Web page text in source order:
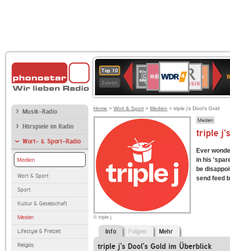
Top 10
Zuletzt
Deutschlandfunk
80er
90er
OLDIE
ANTENNE
4
KLASSIK
Kultur
Kultur
2
Musik-Radio
Hörspiele im Radio
Wort- & Sport-Radio
Medien
Wort & Sport
Sport
Kultur & Gesellschaft
Medien
Lifestyle & Freizeit
Religiös
Home > Wort & Sport > Medien > triple j's Dool's Gold
© triple j
Medien
triple
Ever
in his
be
send feed
Info Folgen Mehr
triple j's Dool's Gold im Überblick